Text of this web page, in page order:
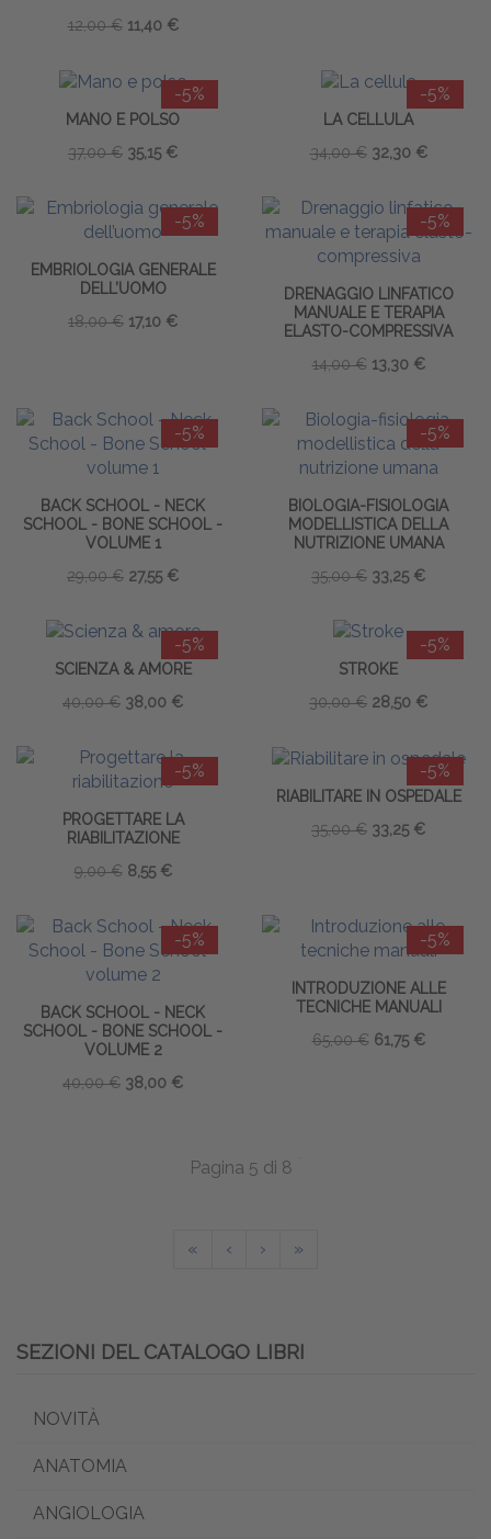
12,00 € 11,40 €
-5%
MANO E POLSO
37,00 € 35,15 €
-5%
LA CELLULA
34,00 € 32,30 €
-5%
EMBRIOLOGIA GENERALE
DELL’UOMO
18,00 € 17,10 €
-5%
DRENAGGIO LINFATICO
MANUALE E TERAPIA
ELASTO-COMPRESSIVA
14,00 € 13,30 €
-5%
BACK SCHOOL - NECK
SCHOOL - BONE SCHOOL -
VOLUME 1
29,00 € 27,55 €
-5%
BIOLOGIA-FISIOLOGIA
MODELLISTICA DELLA
NUTRIZIONE UMANA
35,00 € 33,25 €
-5%
SCIENZA & AMORE
40,00 € 38,00 €
-5%
STROKE
30,00 € 28,50 €
-5%
PROGETTARE LA
RIABILITAZIONE
9,00 € 8,55 €
-5%
RIABILITARE IN OSPEDALE
35,00 € 33,25 €
-5%
BACK SCHOOL - NECK
SCHOOL - BONE SCHOOL -
VOLUME 2
40,00 € 38,00 €
-5%
INTRODUZIONE ALLE
TECNICHE MANUALI
65,00 € 61,75 €
Pagina 5 di 8
« ‹ › »
SEZIONI DEL CATALOGO LIBRI
NOVITÀ
ANATOMIA
ANGIOLOGIA